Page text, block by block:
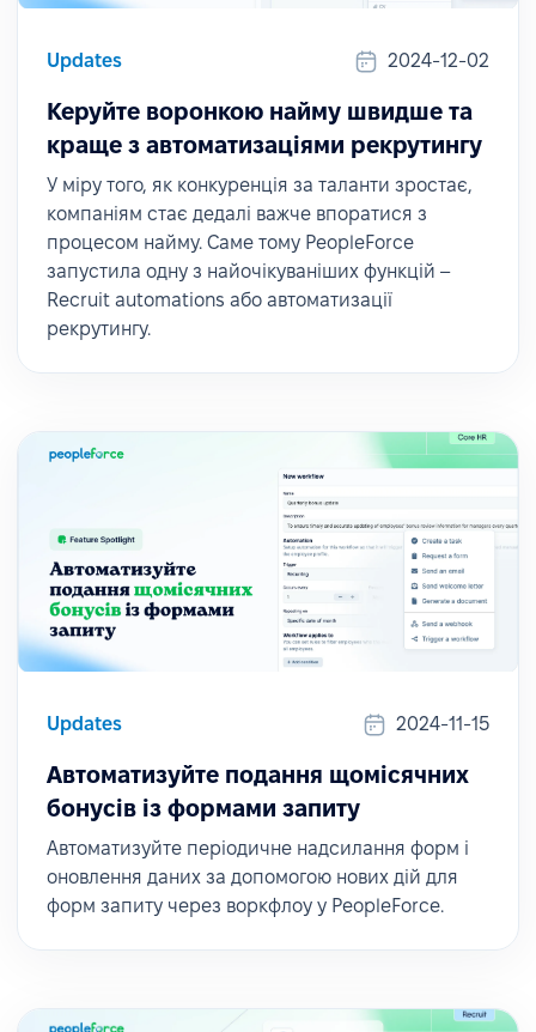
Updates 2024-12-02
Керуйте воронкою найму швидше та
краще з автоматизаціями рекрутингу
У міру того, як конкуренція за таланти зростає,
компаніям стає дедалі важче впоратися з
процесом найму. Саме тому PeopleForce
запустила одну з найочікуваніших функцій –
Recruit automations або автоматизації
рекрутингу.
Updates 2024-11-15
Автоматизуйте подання щомісячних
бонусів із формами запиту
Автоматизуйте періодичне надсилання форм і
оновлення даних за допомогою нових дій для
форм запиту через воркфлоу у PeopleForce.